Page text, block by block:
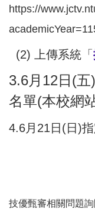
https://
(2) 上傳系統「
3.6月12日(
名單(本校網
4.6月21日(日)
技優甄審相關問題